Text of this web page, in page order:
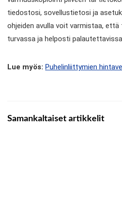
tiedostosi, sovellustietosi ja
ohjeiden avulla voit varmistaa,
turvassa ja helposti
Lue myös: Puhelinliittymien
Samankaltaiset artikkelit